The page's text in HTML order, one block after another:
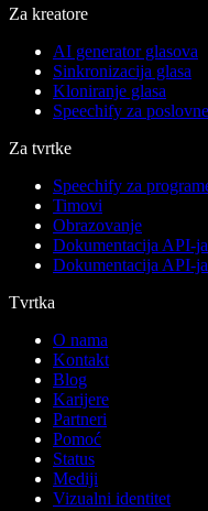
Za kreatore
AI generator glasova
Sinkronizacija glasa
Kloniranje glasa
Speechify za
Za tvrtke
Speechify za
Timovi
Obrazovanje
Dokumentacija API-
Dokumentacija API-
Tvrtka
O nama
Kontakt
Blog
Karijere
Partneri
Pomoć
Status
Mediji
Vizualni identitet